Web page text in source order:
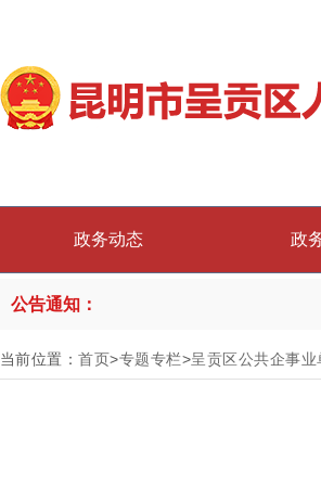
政务动态 政
公告通知：
当前位置：首页>专题专栏>呈贡区公共企事